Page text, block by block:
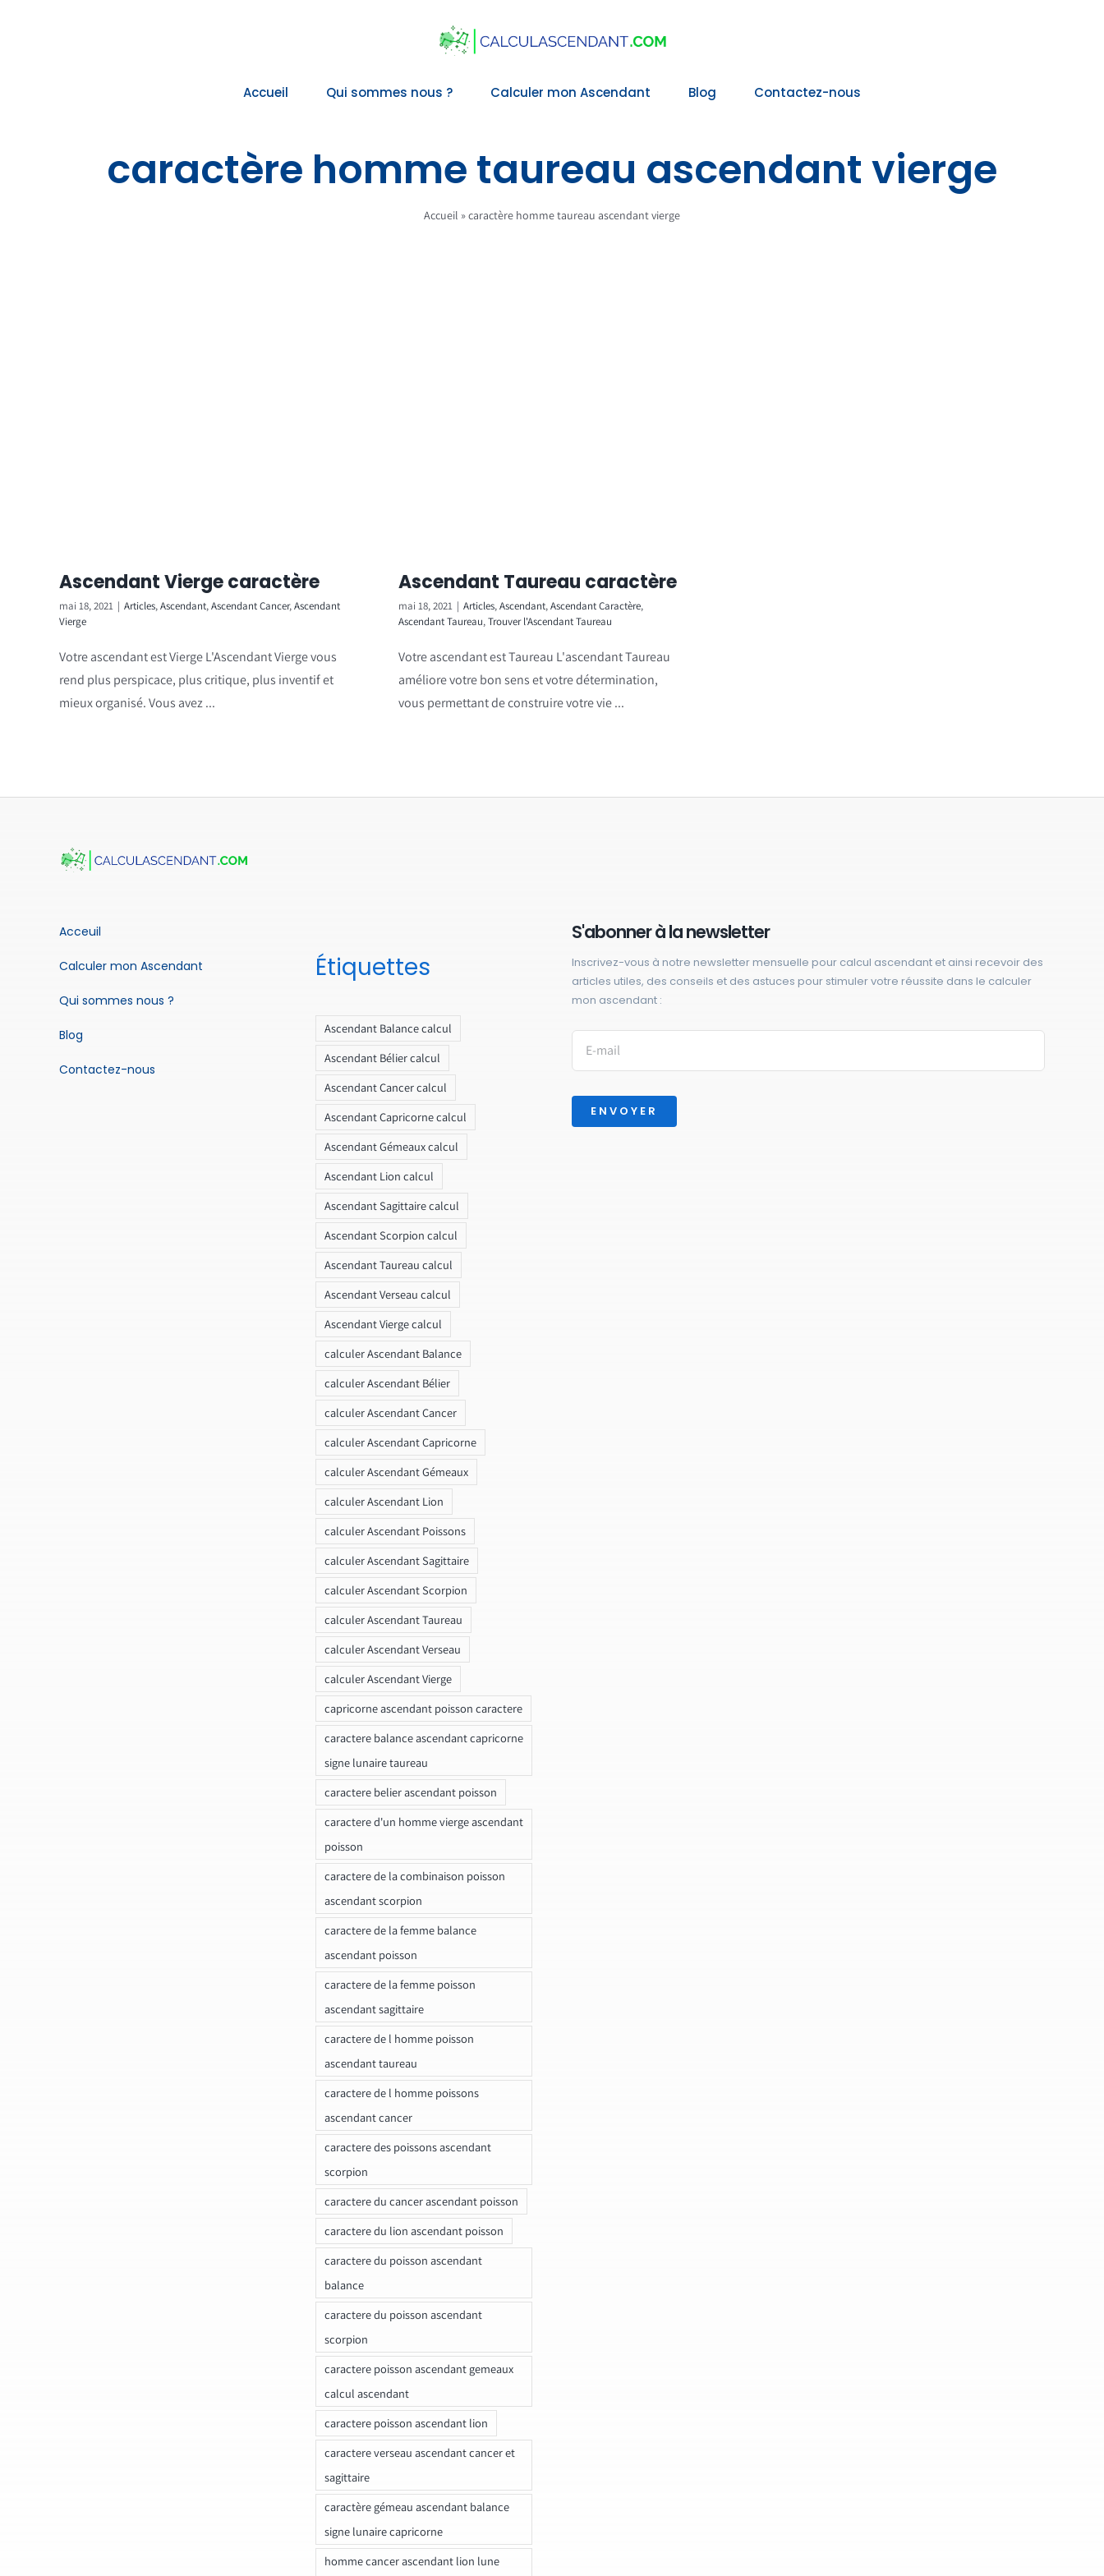
Accueil Qui sommes nous ? Calculer mon Ascendant Blog Contactez-nous
caractère homme taureau ascendant vierge
Accueil »caractère homme taureau ascendant vierge
Ascendant Vierge caractère
mai 18, 2021 | Articles,Ascendant,Ascendant Cancer,Ascendant
Vierge
Votre ascendant est Vierge L'Ascendant Vierge vous
rend plus perspicace, plus critique, plus inventif et
mieux organisé. Vous avez ...
Ascendant Taureau caractère
mai 18, 2021 | Articles,Ascendant,Ascendant Caractère,
Ascendant Taureau,Trouver l'Ascendant Taureau
Votre ascendant est Taureau L'ascendant Taureau
améliore votre bon sens et votre détermination,
vous permettant de construire votre vie ...
Acceuil
Calculer mon Ascendant
Qui sommes nous ?
Blog
Contactez-nous
Étiquettes
Ascendant Balance calcul
Ascendant Bélier calcul
Ascendant Cancer calcul
Ascendant Capricorne calcul
Ascendant Gémeaux calcul
Ascendant Lion calcul
Ascendant Sagittaire calcul
Ascendant Scorpion calcul
Ascendant Taureau calcul
Ascendant Verseau calcul
Ascendant Vierge calcul
calculer Ascendant Balance
calculer Ascendant Bélier
calculer Ascendant Cancer
calculer Ascendant Capricorne
calculer Ascendant Gémeaux
calculer Ascendant Lion
calculer Ascendant Poissons
calculer Ascendant Sagittaire
calculer Ascendant Scorpion
calculer Ascendant Taureau
calculer Ascendant Verseau
calculer Ascendant Vierge
capricorne ascendant poisson caractere
caractere balance ascendant capricorne
signe lunaire taureau
caractere belier ascendant poisson
caractere d'un homme vierge ascendant
poisson
caractere de la combinaison poisson
ascendant scorpion
caractere de la femme balance
ascendant poisson
caractere de la femme poisson
ascendant sagittaire
caractere de l homme poisson
ascendant taureau
caractere de l homme poissons
ascendant cancer
caractere des poissons ascendant
scorpion
caractere du cancer ascendant poisson
caractere du lion ascendant poisson
caractere du poisson ascendant
balance
caractere du poisson ascendant
scorpion
caractere poisson ascendant gemeaux
calcul ascendant
caractere poisson ascendant lion
caractere verseau ascendant cancer et
sagittaire
caractère gémeau ascendant balance
signe lunaire capricorne
homme cancer ascendant lion lune
S'abonner à la newsletter
Inscrivez-vous à notre newsletter mensuelle pour calcul ascendant et ainsi recevoir des
articles utiles, des conseils et des astuces pour stimuler votre réussite dans le calculer
mon ascendant :
ENVOYER